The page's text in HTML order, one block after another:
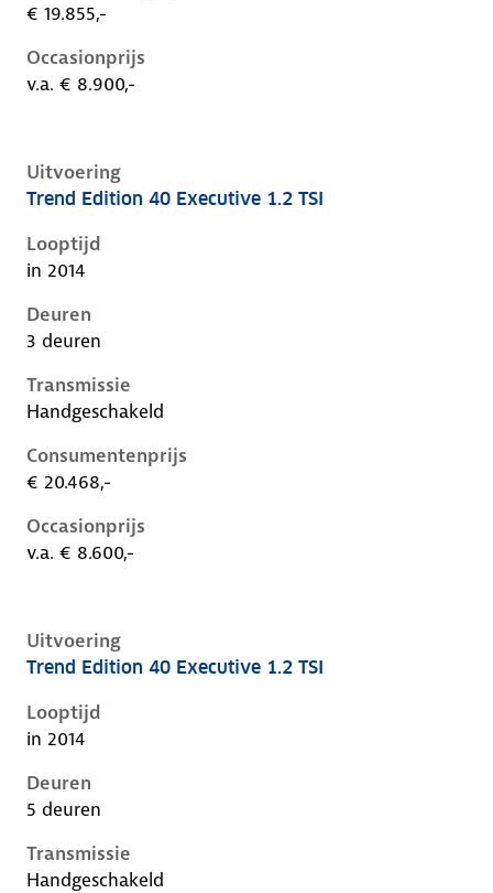
€ 19.855,-
Occasionprijs
v.a. € 8.900,-
Uitvoering
Volkswagen Golf vii, 1.2 tsi, 63 kW, Benzine, 3 deuren
Trend Edition 40 Executive 1.2 TSI
Looptijd
in 2014
Deuren
3 deuren
Transmissie
Handgeschakeld
Consumentenprijs
€ 20.468,-
Occasionprijs
v.a. € 8.600,-
Uitvoering
Volkswagen Golf vii, 1.2 tsi, 63 kW, Benzine, 5 deuren
Trend Edition 40 Executive 1.2 TSI
Looptijd
in 2014
Deuren
5 deuren
Transmissie
Handgeschakeld